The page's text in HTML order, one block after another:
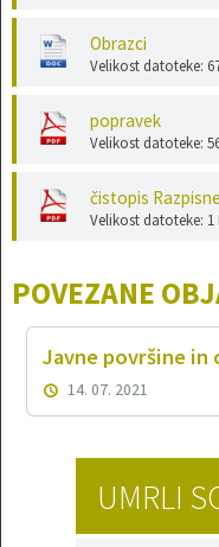
Obrazci
Velikost datoteke:
popravek
Velikost datoteke:
čistopis
Velikost datoteke: 1
POVEZANE
Javne površine in
14. 07. 2021
UMRLI